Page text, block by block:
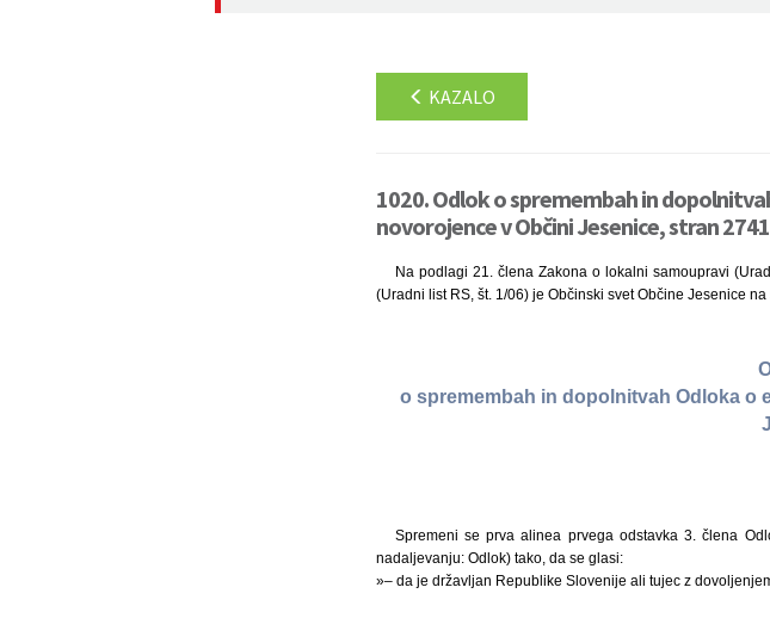
KAZALO
1020. Odlok o spremembah in
novorojence v Občini Jesenice, stran
Na podlagi 21. člena Zakona o lokalni samoupravi
(Uradni list RS, št. 1/06) je Občinski svet Občine Jesenice
o spremembah in dopolnitvah Odloka o
Spremeni se prva alinea prvega odstavka 3. člena
nadaljevanju: Odlok) tako, da se glasi:
»– da je državljan Republike Slovenije ali tujec z